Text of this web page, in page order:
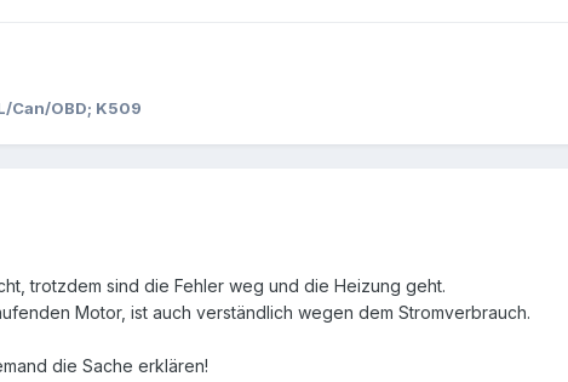
Can/OBD; K509
trotzdem sind die Fehler weg und die Heizung geht.
Motor, ist auch verständlich wegen dem Stromverbrauch.
die Sache erklären!